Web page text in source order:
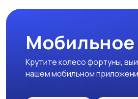
Крутите колесо фортуны,
нашем мобильном